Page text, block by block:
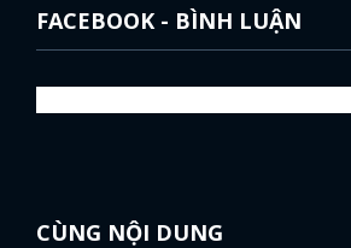
FACEBOOK - BÌNH LUẬN
CÙNG NỘI DUNG